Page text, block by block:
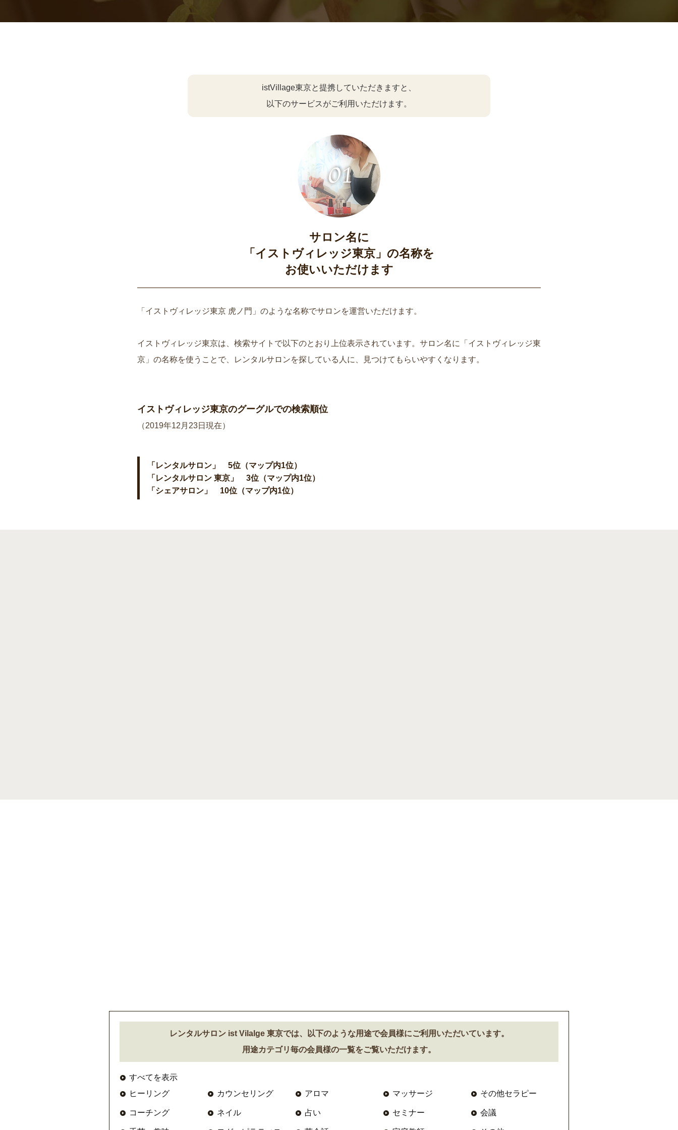
istVillage東京と提携していただきますと、
以下のサービスがご利用いただけます。
サロン名に
「イストヴィレッジ東京」の名称を
お使いいただけます
「イストヴィレッジ東京 虎ノ門」のような名称でサロンを運営いただけます。
イストヴィレッジ東京は、検索サイトで以下のとおり上位表示されています。サロン名に「イストヴィレッジ東
京」の名称を使うことで、レンタルサロンを探している人に、見つけてもらいやすくなります。
イストヴィレッジ東京のグーグルでの検索順位
（2019年12月23日現在）
「レンタルサロン」 5位（マップ内1位）
「レンタルサロン 東京」 3位（マップ内1位）
「シェアサロン」 10位（マップ内1位）
レンタルサロン ist Vilalge 東京では、
以下のような用途で会員様にご利用いただいています。
用途カテゴリ毎の会員様の一覧をご覧いただけます。
すべてを表示
ヒーリング
カウンセリング アロマ マッサージ その他セラピー
コーチング ネイル 占い セミナー 会議